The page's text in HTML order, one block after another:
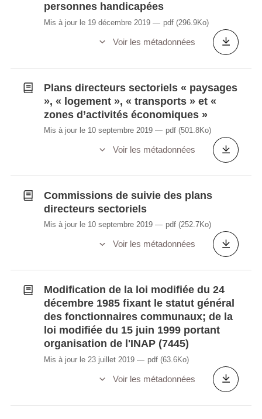
personnes handicapées
Mis à jour le 19 décembre 2019 pdf (296.9Ko)
Voir les métadonnées
Plans directeurs sectoriels « paysages
», « logement », « transports » et «
zones d’activités économiques »
Mis à jour le 10 septembre 2019 pdf (501.8Ko)
Voir les métadonnées
Commissions de suivie des plans
directeurs sectoriels
Mis à jour le 10 septembre 2019 pdf (252.7Ko)
Voir les métadonnées
Modification de la loi modifiée du 24
décembre 1985 fixant le statut général
des fonctionnaires communaux; de la
loi modifiée du 15 juin 1999 portant
organisation de l'INAP (7445)
Mis à jour le 23 juillet 2019 pdf (63.6Ko)
Voir les métadonnées